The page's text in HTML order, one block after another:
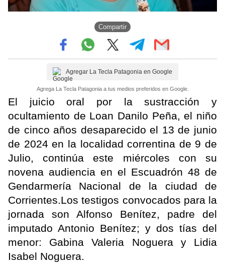
Compartir
Agregar La Tecla Patagonia en Google
Agrega La Tecla Patagonia a tus medios preferidos en Google.
El juicio oral por la sustracción y
ocultamiento de Loan Danilo Peña, el niño
de cinco años desaparecido el 13 de junio
de 2024 en la localidad correntina de 9 de
Julio, continúa este miércoles con su
novena audiencia en el Escuadrón 48 de
Gendarmería Nacional de la ciudad de
Corrientes.Los testigos convocados para la
jornada son Alfonso Benítez, padre del
imputado Antonio Benítez; y dos tías del
menor: Gabina Valeria Noguera y Lidia
Isabel Noguera.